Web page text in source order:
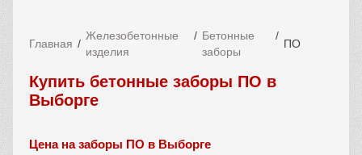
Главная
Железобетонные
изделия
Бетонные
заборы
ПО
Купить бетонные заборы ПО в
Выборге
Цена на заборы ПО в Выборге